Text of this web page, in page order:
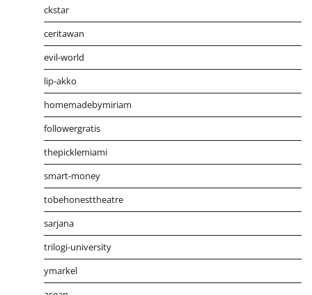
ckstar
ceritawan
evil-world
lip-akko
homemadebymiriam
followergratis
thepicklemiami
smart-money
tobehonesttheatre
sarjana
trilogi-university
ymarkel